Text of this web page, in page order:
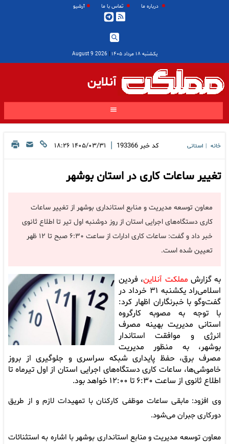
درباره ما تماس با ما آرشیو
یکشنبه ۱۸ مرداد ۱۴۰۵ |
2026 August 9
آنلاین
خانه استانی کد خبر 193366
| ۱۴۰۵/۰۳/۳۱ ۱۸:۲۶
تغییر ساعات کاری در استان بوشهر
معاون توسعه مدیریت و منابع استانداری بوشهر از تغییر ساعات
کاری دستگاه‌های اجرایی استان از روز دوشنبه اول تیر تا اطلاع ثانوی
خبر داد و گفت: ساعات کاری ادارات از ساعت ۶:۳۰ صبح تا ۱۲ ظهر
تعیین شده است.
به گزارش مملکت آنلاین، فردین
اسلامی‌راد یکشنبه ۳۱ خرداد در
گفت‌وگو با خبرنگاران اظهار کرد:
با توجه به مصوبه کارگروه
استانی مدیریت بهینه مصرف
انرژی و موافقت استاندار
بوشهر، به منظور مدیریت
مصرف برق، حفظ پایداری شبکه سراسری و جلوگیری از بروز
خاموشی‌ها، ساعات کاری دستگاه‌های اجرایی استان از اول تیرماه تا
اطلاع ثانوی از ساعت ۶:۳۰ تا ۱۲:۰۰ خواهد بود.
وی افزود: مابقی ساعات موظفی کارکنان با تمهیدات لازم و از طریق
دورکاری جبران می‌شود.
معاون توسعه مدیریت و منابع استانداری بوشهر با اشاره به استثنائات